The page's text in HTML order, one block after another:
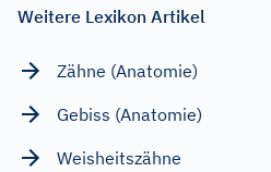
Weitere Lexikon Artikel
Zähne (Anatomie)
Gebiss (Anatomie)
Weisheitszähne